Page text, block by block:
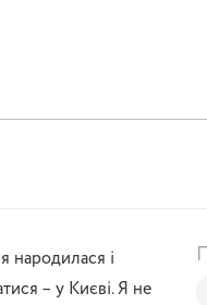
народилася і
– у Києві. Я не